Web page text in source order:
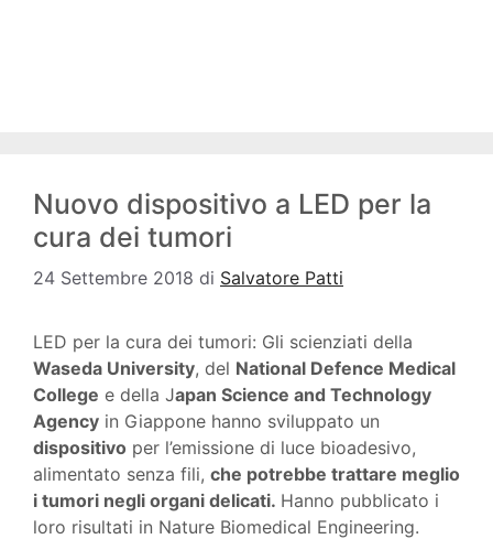
Nuovo dispositivo a LED per la
cura dei tumori
24 Settembre 2018 di Salvatore Patti
LED per la cura dei tumori: Gli scienziati della
Waseda University, del National Defence Medical
College e della Japan Science and Technology
Agency in Giappone hanno sviluppato un
dispositivo per l’emissione di luce bioadesivo,
alimentato senza fili, che potrebbe trattare meglio
i tumori negli organi delicati. Hanno pubblicato i
loro risultati in Nature Biomedical Engineering.